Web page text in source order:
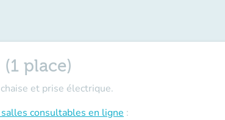
(1 place)
et prise électrique.
consultables en ligne :